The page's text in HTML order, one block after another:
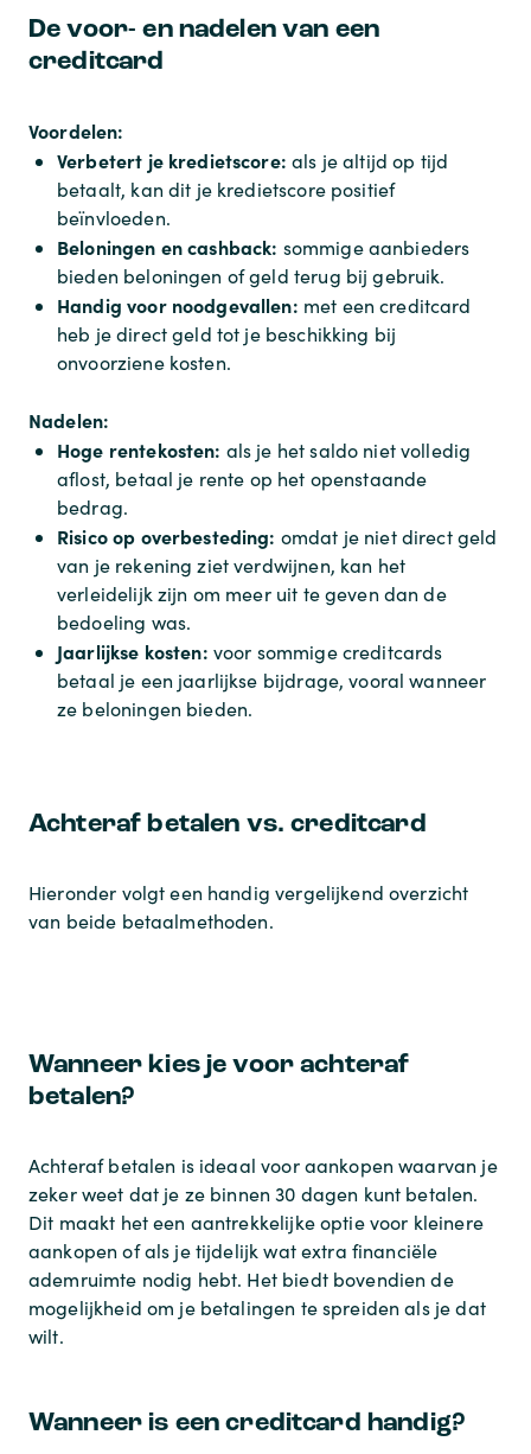
De voor- en nadelen van een
creditcard
Voordelen:
Verbetert je kredietscore: als je altijd op tijd
betaalt, kan dit je kredietscore positief
beïnvloeden.
Beloningen en cashback: sommige aanbieders
bieden beloningen of geld terug bij gebruik.
Handig voor noodgevallen: met een creditcard
heb je direct geld tot je beschikking bij
onvoorziene kosten.
Nadelen:
Hoge rentekosten: als je het saldo niet volledig
aflost, betaal je rente op het openstaande
bedrag.
Risico op overbesteding: omdat je niet direct geld
van je rekening ziet verdwijnen, kan het
verleidelijk zijn om meer uit te geven dan de
bedoeling was.
Jaarlijkse kosten: voor sommige creditcards
betaal je een jaarlijkse bijdrage, vooral wanneer
ze beloningen bieden.
Achteraf betalen vs. creditcard
Hieronder volgt een handig vergelijkend overzicht
van beide betaalmethoden.
Wanneer kies je voor achteraf
betalen?
Achteraf betalen is ideaal voor aankopen waarvan je
zeker weet dat je ze binnen 30 dagen kunt betalen.
Dit maakt het een aantrekkelijke optie voor kleinere
aankopen of als je tijdelijk wat extra financiële
ademruimte nodig hebt. Het biedt bovendien de
mogelijkheid om je betalingen te spreiden als je dat
wilt.
Wanneer is een creditcard handig?